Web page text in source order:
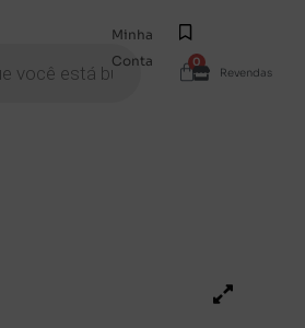
Minha
Conta
0
Revendas